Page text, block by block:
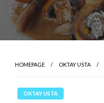
HOMEPAGE OKTAY USTA
OKTAY USTA